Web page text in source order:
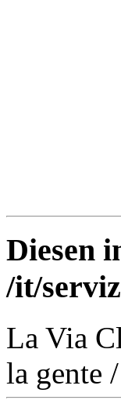
Diesen
/it/
La Via
la gente /